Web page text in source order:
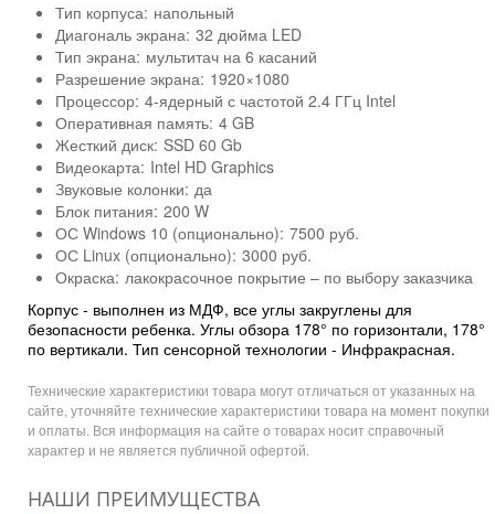
Тип корпуса: напольный
Диагональ экрана: 32 дюйма LED
Тип экрана: мультитач на 6 касаний
Разрешение экрана: 1920×1080
Процессор: 4-ядерный с частотой 2.4 ГГц Intel
Оперативная память: 4 GB
Жесткий диск: SSD 60 Gb
Видеокарта: Intel HD Graphics
Звуковые колонки: да
Блок питания: 200 W
ОС Windows 10 (опционально): 7500 руб.
ОС Linux (опционально): 3000 руб.
Окраска: лакокрасочное покрытие – по выбору заказчика
Корпус - выполнен из МДФ, все углы закруглены для
безопасности ребенка. Углы обзора 178° по горизонтали, 178°
по вертикали. Тип сенсорной технологии - Инфракрасная.
Технические характеристики товара могут отличаться от указанных на
сайте, уточняйте технические характеристики товара на момент покупки
и оплаты. Вся информация на сайте о товарах носит справочный
характер и не является публичной офертой.
НАШИ ПРЕИМУЩЕСТВА